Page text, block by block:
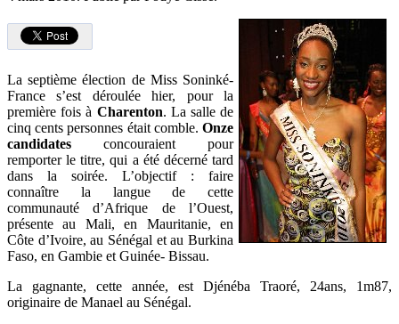
La septième élection de Miss Soninké-
France s’est déroulée hier, pour la
première fois à Charenton. La salle de
cinq cents personnes était comble. Onze
candidates concouraient pour
remporter le titre, qui a été décerné tard
dans la soirée. L’objectif : faire
connaître la langue de cette
communauté d’Afrique de l’Ouest,
présente au Mali, en Mauritanie, en
Côte d’Ivoire, au Sénégal et au Burkina
Faso, en Gambie et Guinée- Bissau.
La gagnante, cette année, est Djénéba Traoré, 24ans, 1m87,
originaire de Manael au Sénégal.